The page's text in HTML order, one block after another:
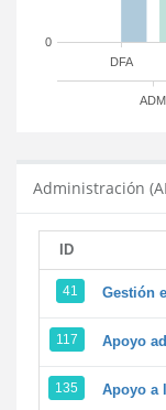
DFA
ADM
0
Administración
ID
41 Gestión
117 Apoyo
135 Apoyo a